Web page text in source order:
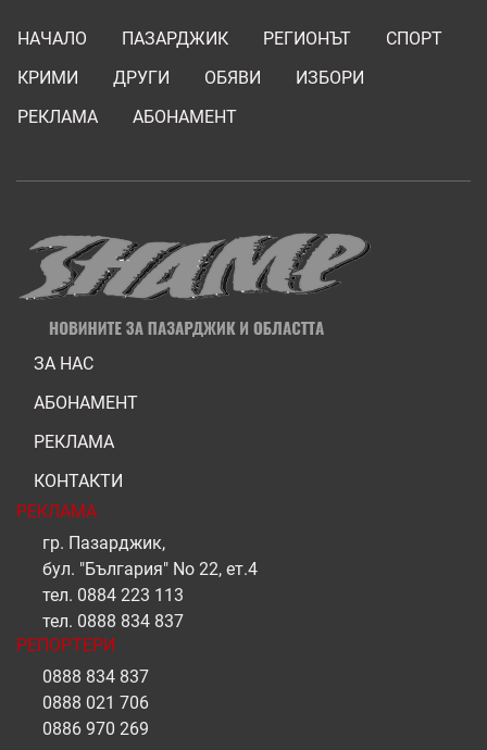
НАЧАЛО ПАЗАРДЖИК РЕГИОНЪТ
СПОРТ
КРИМИ
ДРУГИ ОБЯВИ
ИЗБОРИ
РЕКЛАМА
АБОНАМЕНТ
ЗА НАС
АБОНАМЕНТ
РЕКЛАМА
КОНТАКТИ
РЕКЛАМА
гр. Пазарджик,
бул. "България" No 22, ет.4
тел. 0884 223 113
тел. 0888 834 837
РЕПОРТЕРИ
0888 834 837
0888 021 706
0886 970 269